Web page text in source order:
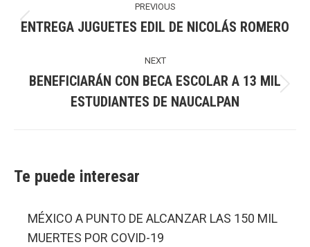
navigation
PREVIOUS
Previous
ENTREGA JUGUETES EDIL DE NICOLÁS ROMERO
NEXT
post:
BENEFICIARÁN CON BECA ESCOLAR A 13 MIL
ESTUDIANTES DE NAUCALPAN
Te puede interesar
MÉXICO A PUNTO DE ALCANZAR LAS 150 MIL
MUERTES POR COVID-19